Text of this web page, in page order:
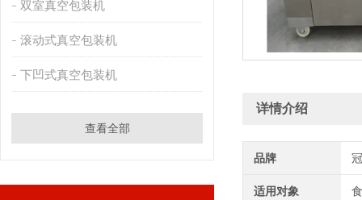
双室真空包装机
滚动式真空包装机
下凹式真空包装机
查看全部
详情介绍
品牌
适用对象